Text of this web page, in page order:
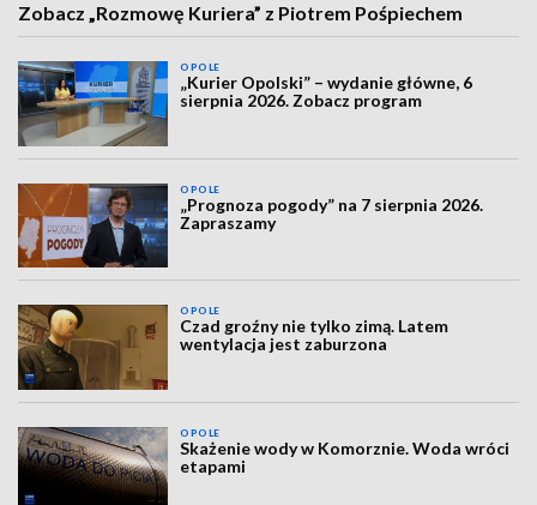
Zobacz „Rozmowę Kuriera” z Piotrem Pośpiechem
OPOLE
„Kurier Opolski” – wydanie główne, 6
sierpnia 2026. Zobacz program
OPOLE
„Prognoza pogody” na 7 sierpnia 2026.
Zapraszamy
OPOLE
Czad groźny nie tylko zimą. Latem
wentylacja jest zaburzona
OPOLE
Skażenie wody w Komorznie. Woda wróci
etapami